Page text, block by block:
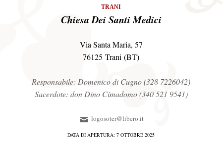
TRANI
Chiesa Dei Santi Medici
Via Santa Maria, 57
76125 Trani (BT)
Responsabile: Domenico di Cugno (328 7226042)
Sacerdote: don Dino Cimadomo (340 521 9541)
logosoter@libero.it
DATA DI APERTURA: 7 OTTOBRE 2025